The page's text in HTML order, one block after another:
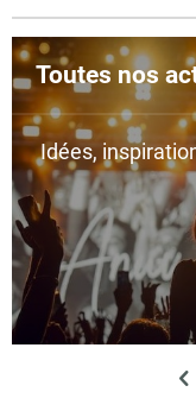
Toutes nos
Idées,